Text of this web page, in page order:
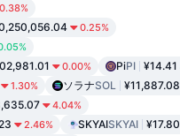
0.38%
0.25%
0.00% PiPI ¥14.41
1.30% ソラナSOL ¥11,887.08
4.04%
2.46% SKYAISKYAI ¥17.80